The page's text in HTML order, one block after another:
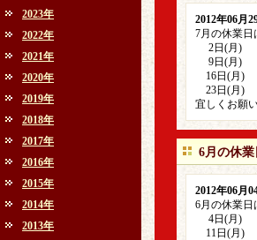
2023年
2022年
2021年
2020年
2019年
2018年
2017年
2016年
2015年
2014年
2013年
2012年06月
7月の休業日
2日(月)
9日(月)
16日(月)
23日(月)
宜しくお願
6月の休
2012年06月
6月の休業日
4日(月)
11日(月)